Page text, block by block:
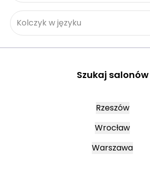
Kolczyk w języku
Szukaj salonów
Rzeszów
Wrocław
Warszawa